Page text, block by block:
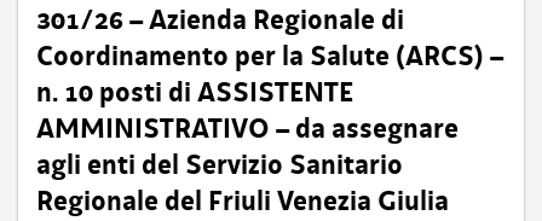
301/26 – Azienda Regionale di
Coordinamento per la Salute (ARCS) –
n. 10 posti di ASSISTENTE
AMMINISTRATIVO – da assegnare
agli enti del Servizio Sanitario
Regionale del Friuli Venezia Giulia